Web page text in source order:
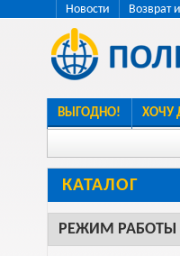
Новости Возврат
ВЫГОДНО! ХОЧУ
КАТАЛОГ
РЕЖИМ РАБОТЫ